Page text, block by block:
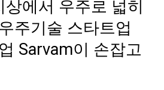
에서 우주로 넓히
주기술 스타트업
Sarvam이 손잡고